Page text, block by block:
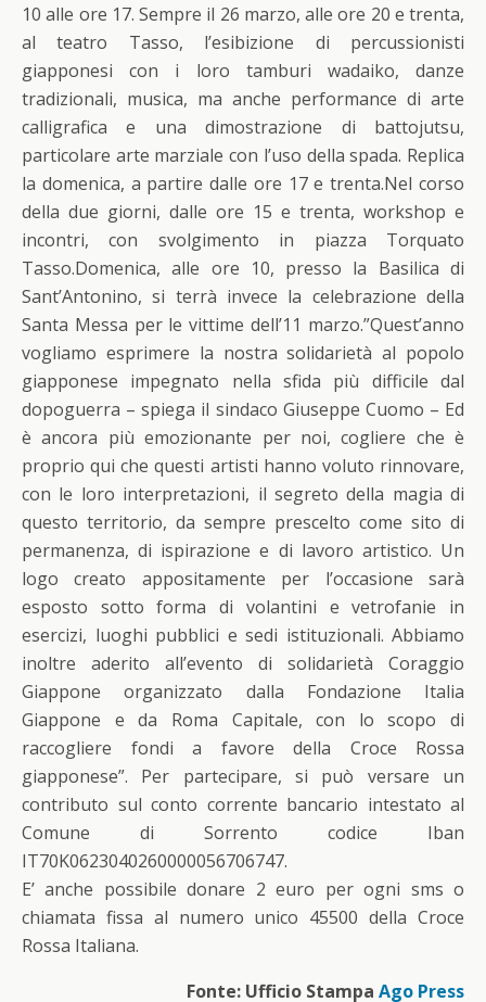
10 alle ore 17. Sempre il 26 marzo, alle ore 20 e trenta,
al teatro Tasso, l’esibizione di percussionisti
giapponesi con i loro tamburi wadaiko, danze
tradizionali, musica, ma anche performance di arte
calligrafica e una dimostrazione di battojutsu,
particolare arte marziale con l’uso della spada. Replica
la domenica, a partire dalle ore 17 e trenta.Nel corso
della due giorni, dalle ore 15 e trenta, workshop e
incontri, con svolgimento in piazza Torquato
Tasso.Domenica, alle ore 10, presso la Basilica di
Sant’Antonino, si terrà invece la celebrazione della
Santa Messa per le vittime dell’11 marzo.”Quest’anno
vogliamo esprimere la nostra solidarietà al popolo
giapponese impegnato nella sfida più difficile dal
dopoguerra – spiega il sindaco Giuseppe Cuomo – Ed
è ancora più emozionante per noi, cogliere che è
proprio qui che questi artisti hanno voluto rinnovare,
con le loro interpretazioni, il segreto della magia di
questo territorio, da sempre prescelto come sito di
permanenza, di ispirazione e di lavoro artistico. Un
logo creato appositamente per l’occasione sarà
esposto sotto forma di volantini e vetrofanie in
esercizi, luoghi pubblici e sedi istituzionali. Abbiamo
inoltre aderito all’evento di solidarietà Coraggio
Giappone organizzato dalla Fondazione Italia
Giappone e da Roma Capitale, con lo scopo di
raccogliere fondi a favore della Croce Rossa
giapponese”. Per partecipare, si può versare un
contributo sul conto corrente bancario intestato al
Comune di Sorrento codice Iban
IT70K0623040260000056706747.
E’ anche possibile donare 2 euro per ogni sms o
chiamata fissa al numero unico 45500 della Croce
Rossa Italiana.
Fonte: Ufficio Stampa Ago Press